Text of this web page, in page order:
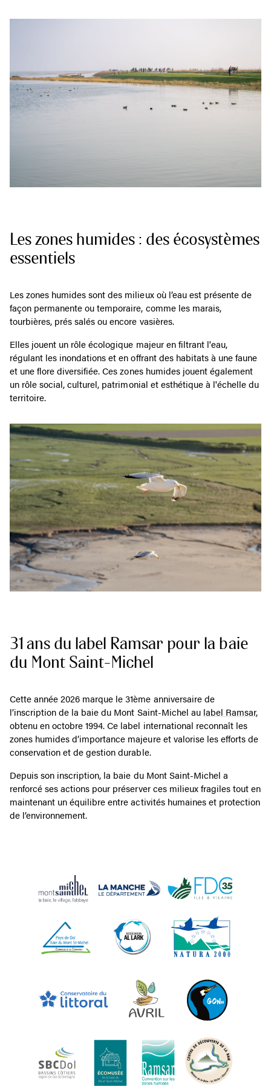
Les zones humides : des écosystèmes
essentiels
Les zones humides sont des milieux où l’eau est présente de
façon permanente ou temporaire, comme les marais,
tourbières, prés salés ou encore vasières.
Elles jouent un rôle écologique majeur en filtrant l'eau,
régulant les inondations et en offrant des habitats à une faune
et une flore diversifiée. Ces zones humides jouent également
un rôle social, culturel, patrimonial et esthétique à l'échelle du
territoire.
31 ans du label Ramsar pour la baie
du Mont Saint-Michel
Cette année 2026 marque le 31ème anniversaire de
l’inscription de la baie du Mont Saint-Michel au label Ramsar,
obtenu en octobre 1994. Ce label international reconnaît les
zones humides d’importance majeure et valorise les efforts de
conservation et de gestion durable.
Depuis son inscription, la baie du Mont Saint-Michel a
renforcé ses actions pour préserver ces milieux fragiles tout en
maintenant un équilibre entre activités humaines et protection
de l’environnement.